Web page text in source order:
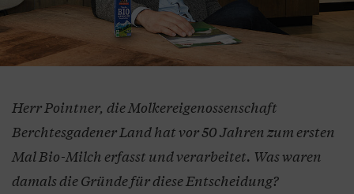
Herr Pointner, die Molkereigenossenschaft
Berchtesgadener Land hat vor 50 Jahren zum ersten
Mal Bio-Milch erfasst und verarbeitet. Was waren
damals die Gründe für diese Entscheidung?